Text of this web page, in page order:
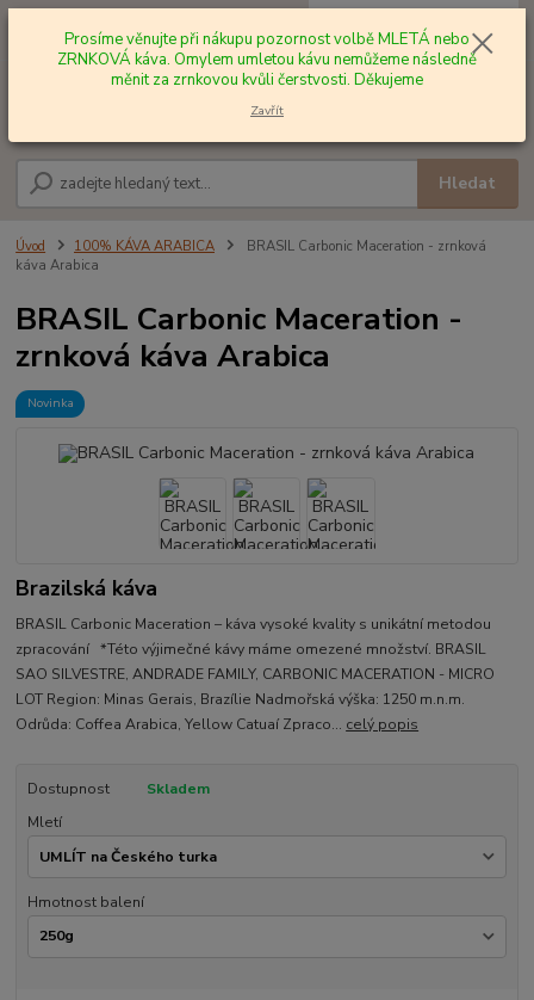
Hledat
+420 602 577 209 za0,00 Kč
Úvod 100% KÁVA ARABICA
BRASIL Carbonic Maceration - zrnková
káva Arabica
BRASIL Carbonic Maceration -
zrnková káva Arabica
Novinka
Brazilská káva
BRASIL Carbonic Maceration – káva vysoké kvality s unikátní metodou
zpracování *Této výjimečné kávy máme omezené množství. BRASIL
SAO SILVESTRE, ANDRADE FAMILY, CARBONIC MACERATION - MICRO
LOT Region: Minas Gerais, Brazílie Nadmořská výška: 1250 m.n.m.
Odrůda: Coffea Arabica, Yellow Catuaí Zpraco... celý popis
Dostupnost
Skladem
Mletí
Hmotnost balení
Prosíme věnujte při nákupu pozornost volbě MLETÁ nebo
ZRNKOVÁ káva. Omylem umletou kávu nemůžeme následně
měnit za zrnkovou kvůli čerstvosti. Děkujeme
Zavřít